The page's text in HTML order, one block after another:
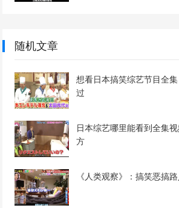
随机文章
想看日本搞笑综艺节目全
过
日本综艺哪里能看到全集
方
《人类观察》：搞笑恶搞